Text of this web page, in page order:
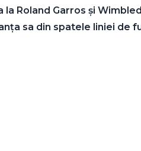
Roland Garros și
sa din spatele liniei de